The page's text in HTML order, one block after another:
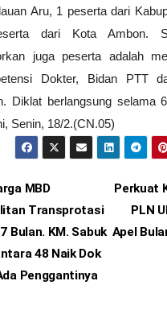
Aru, 1 peserta dari
dari Kota Ambon.
juga peserta adalah
Dokter, Bidan PTT
Diklat berlangsung selama
Senin, 18/2.(CN.05)
Perkuat
PLN
Apel
MBD
Transprotasi
Bulan. KM. Sabuk
48 Naik Dok
Penggantinya